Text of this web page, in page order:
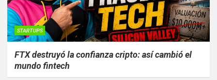
STARTUPS
FTX destruyó la confianza cripto: así cambió el
mundo fintech